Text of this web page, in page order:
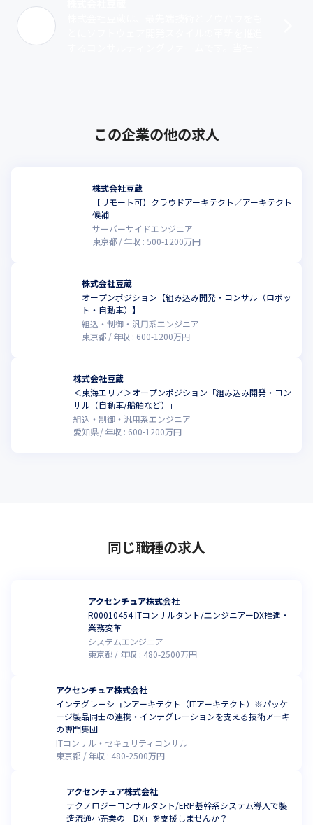
この企業の他の求人
株式会社豆蔵
【リモート可】クラウドアーキテクト／アーキテクト
候補
サーバーサイドエンジニア
東京都
年収 :500-1200万円
株式会社豆蔵
オープンポジション【組み込み開発・コンサル（ロボッ
ト・自動車）】
組込・制御・汎用系エンジニア
東京都
年収 : 600-1200万円
株式会社豆蔵
＜東海エリア＞オープンポジション「組み込み開発・コン
サル（自動車/船舶など）」
組込・制御・汎用系エンジニア
愛知県
年収 : 600-1200万円
同じ職種の求人
アクセンチュア株式会社
R00010454 ITコンサルタント/エンジニアーDX推進・
業務変革
システムエンジニア
東京都
年収 : 480-2500万円
アクセンチュア株式会社
インテグレーションアーキテクト（ITアーキテクト）※パッケ
ージ製品同士の連携・インテグレーションを支える技術アーキ
の専門集団
ITコンサル・セキュリティコンサル
東京都
年収 : 480-2500万円
アクセンチュア株式会社
テクノロジーコンサルタント/ERP基幹系システム導入で製
造流通小売業の「DX」を支援しませんか？